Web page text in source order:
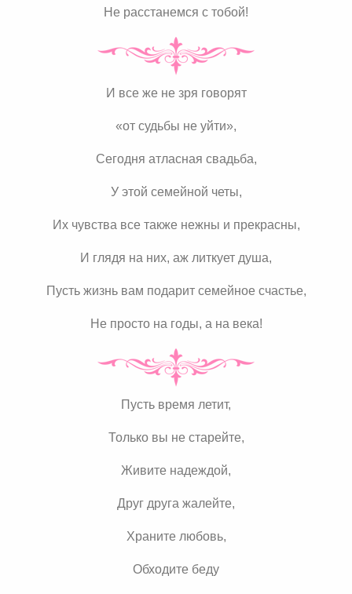
Не расстанемся с тобой!
И все же не зря говорят
«от судьбы не уйти»,
Сегодня атласная свадьба,
У этой семейной четы,
Их чувства все также нежны и прекрасны,
И глядя на них, аж литкует душа,
Пусть жизнь вам подарит семейное счастье,
Не просто на годы, а на века!
Пусть время летит,
Только вы не старейте,
Живите надеждой,
Друг друга жалейте,
Храните любовь,
Обходите беду